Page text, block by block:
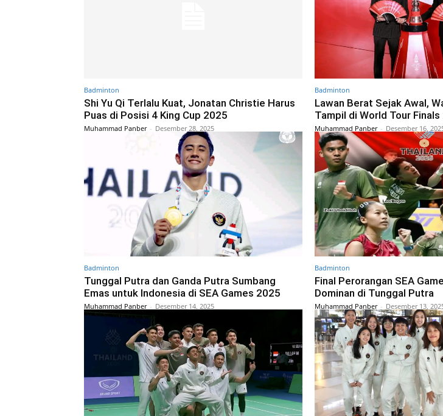
Badminton
Shi Yu Qi Terlalu Kuat, Jonatan Christie Harus
Puas di Posisi 4 King Cup 2025
Muhammad Panber - Desember 28, 2025
Badminton
Lawan Berat Sejak Awal,
Tampil di World Tour Finals
Muhammad Panber - Desember 16,
Badminton
Tunggal Putra dan Ganda Putra Sumbang
Emas untuk Indonesia di SEA Games 2025
Muhammad Panber - Desember 14, 2025
Badminton
Final Perorangan SEA
Dominan di Tunggal Putra
Muhammad Panber - Desember 13,